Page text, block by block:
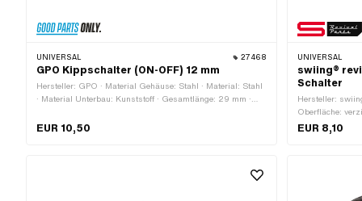
UNIVERSAL 27468
GPO Kippschalter (ON-OFF) 12 mm
Hersteller: GPO · Material Gehäuse: Stahl · Material: Stahl
· Material Unterbau: Kunststoff · Gesamtlänge: 29 mm ·
· Anzahl Stellungen: 2 Stk. · Ø Befestigungsloch: 12 mm ·
Breite: 14 mm · Höhe: 18 mm
EUR 10,50
UNIVERSAL
swiing®
Schalter
Hersteller:
Oberfläche:
EUR 8,10